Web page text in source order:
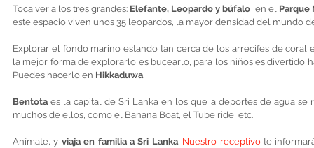
Toca ver a los tres grandes: Elefante, Leopardo y búfalo, en el Parque
este espacio viven unos 35 leopardos, la mayor densidad del mundo
Explorar el fondo marino estando tan cerca de los arrecifes de coral
la mejor forma de explorarlo es bucearlo, para los niños es divertido
Puedes hacerlo en Hikkaduwa.
Bentota es la capital de Sri Lanka en los que a deportes de agua se
muchos de ellos, como el Banana Boat, el Tube ride, etc.
Anímate, y viaja en familia a Sri Lanka. Nuestro receptivo te